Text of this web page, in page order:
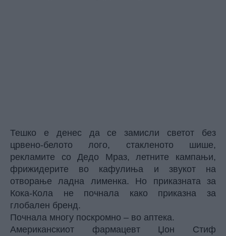
Тешко е денес да се замисли светот без
црвено-белото лого, стакленото шише,
рекламите со Дедо Мраз, летните кампањи,
фрижидерите во кафулиња и звукот на
отворање ладна лименка. Но приказната за
Кока-Кола не почнала како приказна за
глобален бренд.
Почнала многу поскромно – во аптека.
Американскиот фармацевт Џон Стиф